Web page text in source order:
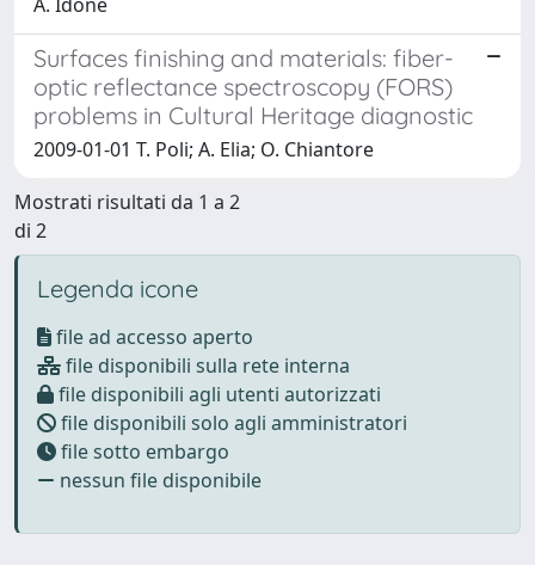
Surfaces finishing and materials: fiber-
optic reflectance spectroscopy (FORS)
problems in Cultural Heritage diagnostic
2009-01-01 T. Poli; A. Elia; O. Chiantore
Mostrati risultati da 1 a 2
di 2
Legenda icone
file ad accesso aperto
file disponibili sulla rete interna
file disponibili agli utenti autorizzati
file disponibili solo agli amministratori
file sotto embargo
nessun file disponibile